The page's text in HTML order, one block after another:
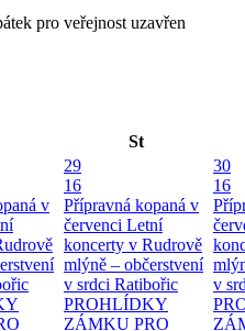
pro veřejnost uzavřen
St
v
29
16
Přípravná kopaná v
červenci Letní
koncerty v Rudrově
mlýně – občerstvení
v srdci Ratibořic
PROHLÍDKY
ZÁMKU PRO
30
16
v